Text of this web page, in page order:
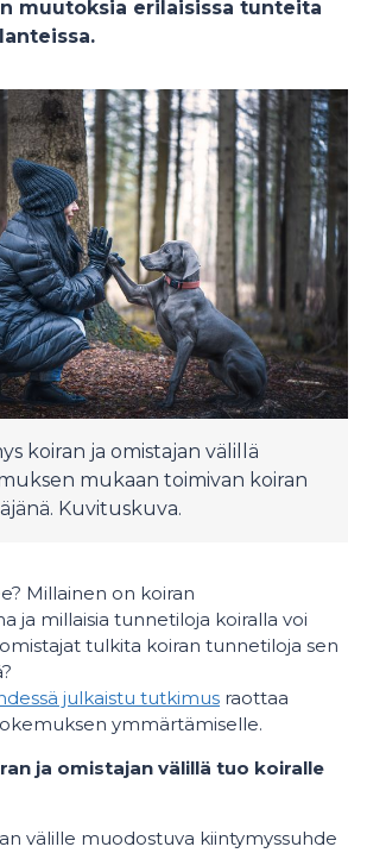
muutoksia erilaisissa tunteita
koiran ja omistajan välillä
mukaan toimivan koiran
Kuvituskuva.
Millainen on koiran
ja millaisia tunnetiloja koiralla voi
tulkita koiran tunnetiloja sen
julkaistu tutkimus raottaa
ymmärtämiselle.
ja omistajan välillä tuo koiralle
välille muodostuva kiintymyssuhde